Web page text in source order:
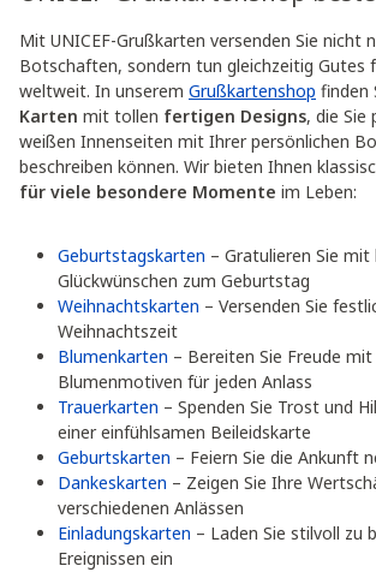
Mit UNICEF-Grußkarten versenden Sie nicht
Botschaften, sondern tun gleichzeitig Gutes
weltweit. In unserem Grußkartenshop finden
Karten mit tollen fertigen Designs, die Sie
weißen Innenseiten mit Ihrer persönlichen
beschreiben können. Wir bieten Ihnen
für viele besondere Momente im Leben:
Geburtstagskarten – Gratulieren Sie mit
Glückwünschen zum Geburtstag
Weihnachtskarten – Versenden Sie
Weihnachtszeit
Blumenkarten – Bereiten Sie Freude
Blumenmotiven für jeden Anlass
Trauerkarten – Spenden Sie Trost und
einer einfühlsamen Beileidskarte
Geburtskarten – Feiern Sie die Ankunft
Dankeskarten – Zeigen Sie Ihre
verschiedenen Anlässen
Einladungskarten – Laden Sie stilvoll zu
Ereignissen ein